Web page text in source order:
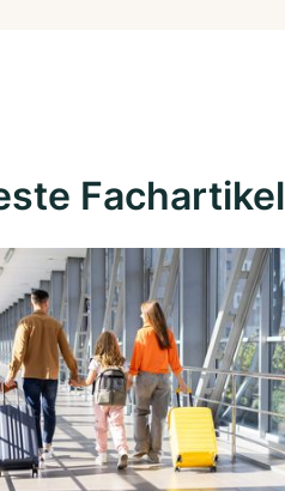
Fachartikel